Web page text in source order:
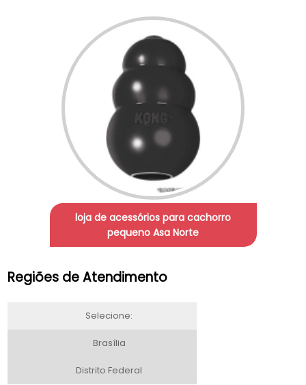
loja de acessórios para cachorro
pequeno Asa Norte
Regiões de Atendimento
Selecione:
Brasília
Distrito Federal